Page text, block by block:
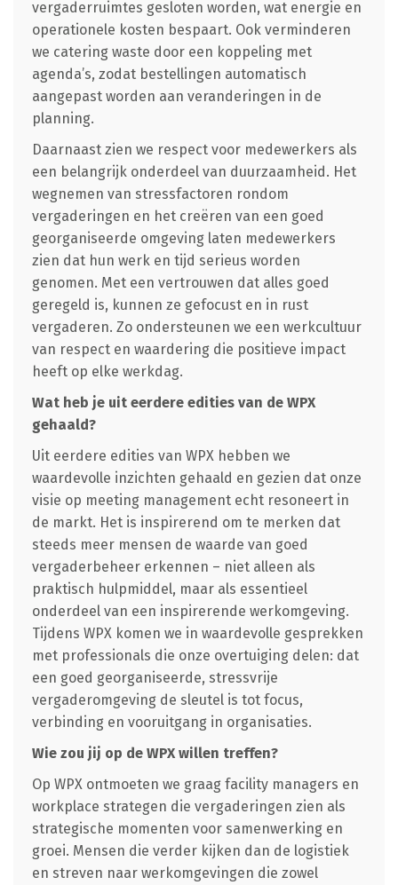
vergaderruimtes gesloten worden, wat energie en
operationele kosten bespaart. Ook verminderen
we catering waste door een koppeling met
agenda’s, zodat bestellingen automatisch
aangepast worden aan veranderingen in de
planning.
Daarnaast zien we respect voor medewerkers als
een belangrijk onderdeel van duurzaamheid. Het
wegnemen van stressfactoren rondom
vergaderingen en het creëren van een goed
georganiseerde omgeving laten medewerkers
zien dat hun werk en tijd serieus worden
genomen. Met een vertrouwen dat alles goed
geregeld is, kunnen ze gefocust en in rust
vergaderen. Zo ondersteunen we een werkcultuur
van respect en waardering die positieve impact
heeft op elke werkdag.
Wat heb je uit eerdere edities van de WPX
gehaald?
Uit eerdere edities van WPX hebben we
waardevolle inzichten gehaald en gezien dat onze
visie op meeting management echt resoneert in
de markt. Het is inspirerend om te merken dat
steeds meer mensen de waarde van goed
vergaderbeheer erkennen – niet alleen als
praktisch hulpmiddel, maar als essentieel
onderdeel van een inspirerende werkomgeving.
Tijdens WPX komen we in waardevolle gesprekken
met professionals die onze overtuiging delen: dat
een goed georganiseerde, stressvrije
vergaderomgeving de sleutel is tot focus,
verbinding en vooruitgang in organisaties.
Wie zou jij op de WPX willen treffen?
Op WPX ontmoeten we graag facility managers en
workplace strategen die vergaderingen zien als
strategische momenten voor samenwerking en
groei. Mensen die verder kijken dan de logistiek
en streven naar werkomgevingen die zowel